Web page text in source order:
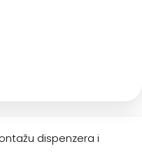
dispenzera i